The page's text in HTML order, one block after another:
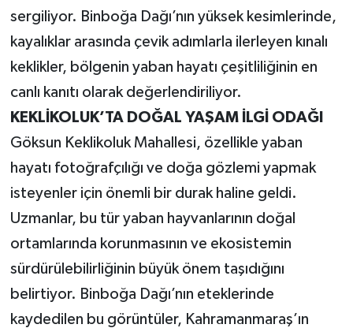
sergiliyor. Binboğa Dağı’nın yüksek kesimlerinde,
kayalıklar arasında çevik adımlarla ilerleyen kınalı
keklikler, bölgenin yaban hayatı çeşitliliğinin en
canlı kanıtı olarak değerlendiriliyor.
KEKLİKOLUK’TA DOĞAL YAŞAM İLGİ ODAĞI
Göksun Keklikoluk Mahallesi, özellikle yaban
hayatı fotoğrafçılığı ve doğa gözlemi yapmak
isteyenler için önemli bir durak haline geldi.
Uzmanlar, bu tür yaban hayvanlarının doğal
ortamlarında korunmasının ve ekosistemin
sürdürülebilirliğinin büyük önem taşıdığını
belirtiyor. Binboğa Dağı’nın eteklerinde
kaydedilen bu görüntüler, Kahramanmaraş’ın